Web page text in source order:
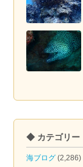
◆ カテゴリー
海ブログ (2,286)